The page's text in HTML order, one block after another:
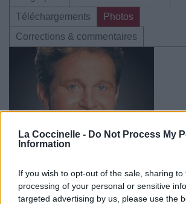
La Coccinelle - Do Not Process My
Information
If you wish to opt-out of the sale, sharing
processing of your personal or sensitive
targeted advertising by us, please use the
Téléchargements
Photos
Corrections & commentaires